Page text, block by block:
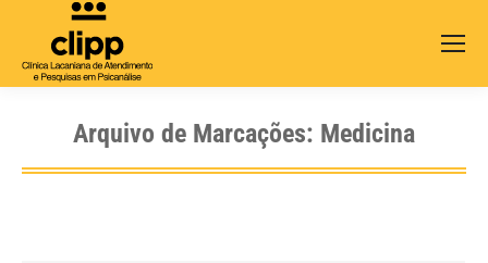
Arquivo de Marcações: Medicina